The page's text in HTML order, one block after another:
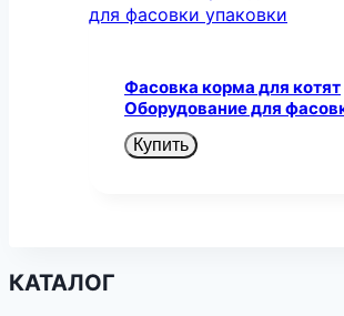
Фасовка корма для котят
Оборудование для
Купить
КАТАЛОГ